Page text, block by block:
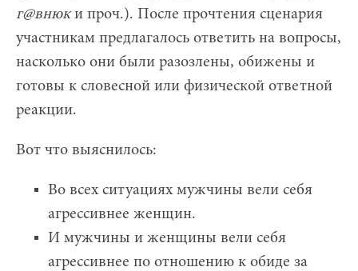
г@внюки проч.). После прочтения сценария
участникам предлагалось ответить на вопросы,
насколько они были разозлены, обижены и
готовы к словесной или физической ответной
реакции.
Вот что выяснилось:
Во всех ситуациях мужчины вели себя
агрессивнее женщин.
И мужчины и женщины вели себя
агрессивнее по отношению к обиде за